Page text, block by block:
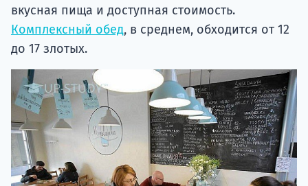
вкусная пища и доступная стоимость.
Комплексный обед, в среднем, обходится от 12
до 17 злотых.